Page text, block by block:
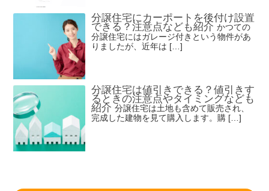
分譲住宅にカーポートを後付け設置
できる？注意点なども紹介 かつての
分譲住宅にはガレージ付きという物件があ
りましたが、近年は […]
分譲住宅は値引きできる？値引きす
るときの注意点やタイミングなども
紹介 分譲住宅は土地も含めて販売され、
完成した建物を見て購入します。購 […]